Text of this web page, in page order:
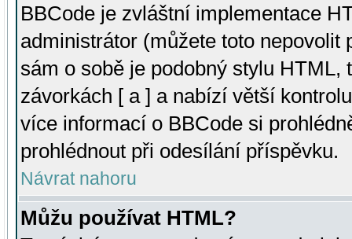
BBCode je zvláštní implementace
administrátor (můžete toto
sám o sobě je podobný stylu HTML,
závorkách [ a ] a nabízí větší
více informací o BBCode si
prohlédnout při odesílání příspěvku.
Návrat nahoru
Můžu používat HTML?